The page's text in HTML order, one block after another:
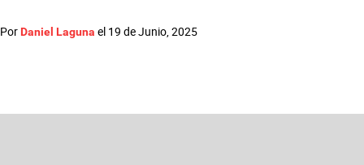
Por Daniel Laguna el 19 de Junio, 2025